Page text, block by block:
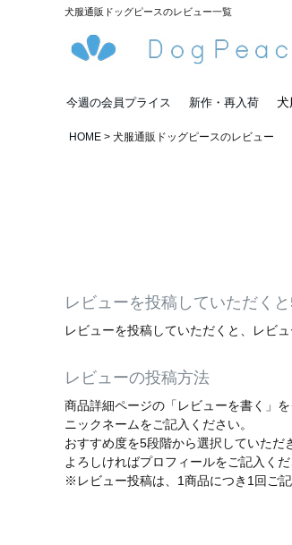
犬服通販ドッグピースのレビュー一覧
今週の会員プライス 新作・再入荷 犬
HOME 犬服通販ドッグピースのレビュー
レビューを投稿していただく
レビューを投稿していただくと、レビ
レビューの投稿方法
商品詳細ページの「レビューを書く」を
ニックネームをご記入ください。
おすすめ度を5段階から選択していただ
よろしければプロフィールをご記入くだ
※レビュー投稿は、1商品につき1回ご記